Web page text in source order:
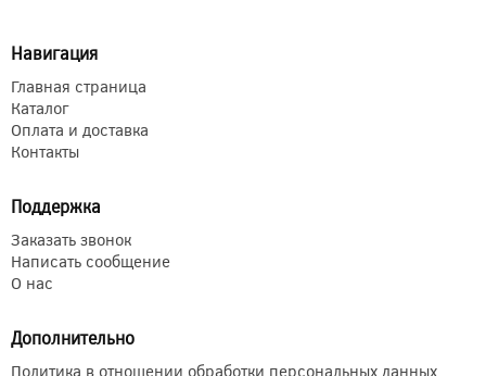
Навигация
Главная страница
Каталог
Оплата и доставка
Контакты
Поддержка
Заказать звонок
Написать сообщение
О нас
Дополнительно
Политика в отношении обработки персональных данных